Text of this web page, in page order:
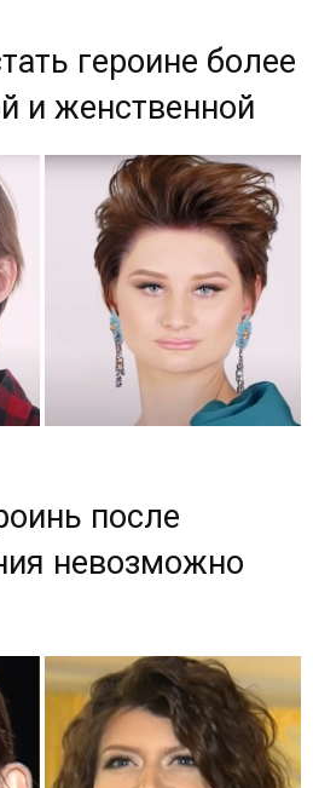
героине более
и женственной
после
невозможно